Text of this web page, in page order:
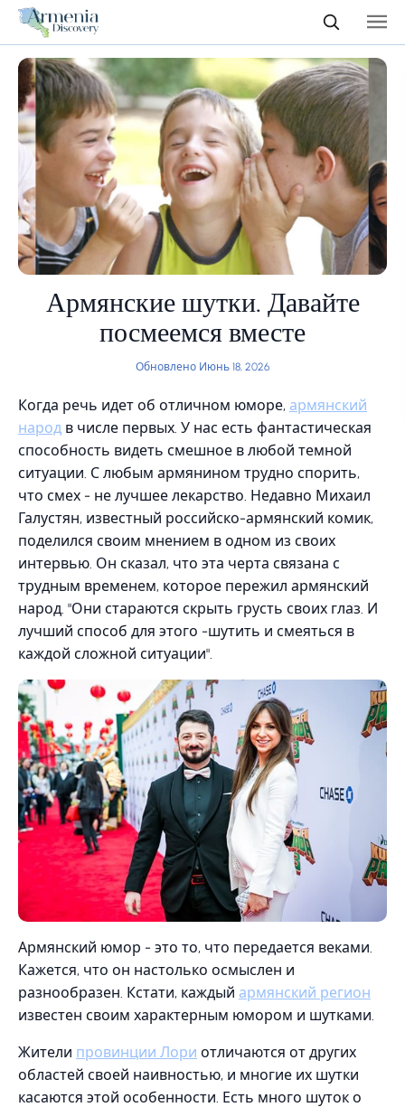
Армянские шутки. Давайте
посмеемся вместе
Обновлено Июнь 18, 2026
Когда речь идет об отличном юморе, армянский
народ в числе первых. У нас есть фантастическая
способность видеть смешное в любой темной
ситуации. С любым армянином трудно спорить,
что смех - не лучшее лекарство. Недавно Михаил
Галустян, известный российско-армянский комик,
поделился своим мнением в одном из своих
интервью. Он сказал, что эта черта связана с
трудным временем, которое пережил армянский
народ. "Они стараются скрыть грусть своих глаз. И
лучший способ для этого -шутить и смеяться в
каждой сложной ситуации".
Армянский юмор - это то, что передается веками.
Кажется, что он настолько осмыслен и
разнообразен. Кстати, каждый армянский регион
известен своим характерным юмором и шутками.
Жители провинции Лори отличаются от других
областей своей наивностью, и многие их шутки
касаются этой особенности. Есть много шуток о